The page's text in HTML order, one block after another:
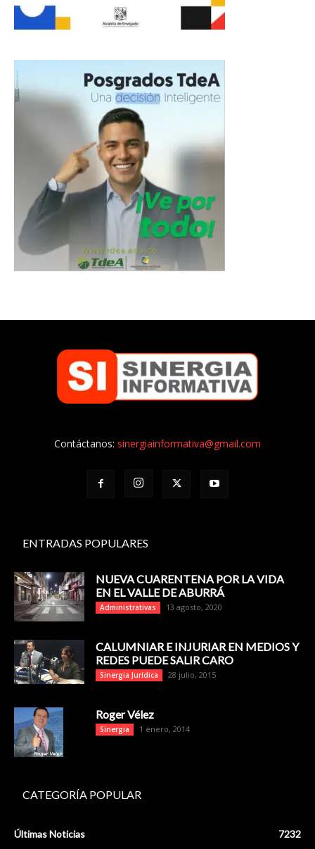
Contáctanos: sinergiainformativa@gmail.com
ENTRADAS POPULARES
NUEVA CUARENTENA POR LA VIDA
EN EL VALLE DE ABURRÁ
Administrativas 13 agosto, 2020
CALUMNIAR E INJURIAR EN MEDIOS Y
REDES PUEDE SALIR CARO
Sinergia Jurídica 28 julio, 2015
Roger Vélez
Sinergia 1 enero, 2014
CATEGORÍA POPULAR
Últimas Noticias
7232